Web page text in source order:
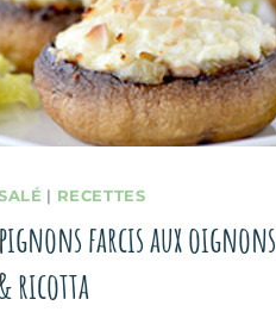
| RECETTES
farcis aux oignons
ricotta